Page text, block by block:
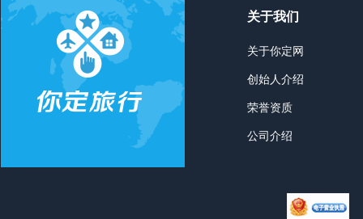
关于我们
关于你定网
创始人介绍
荣誉资质
公司介绍